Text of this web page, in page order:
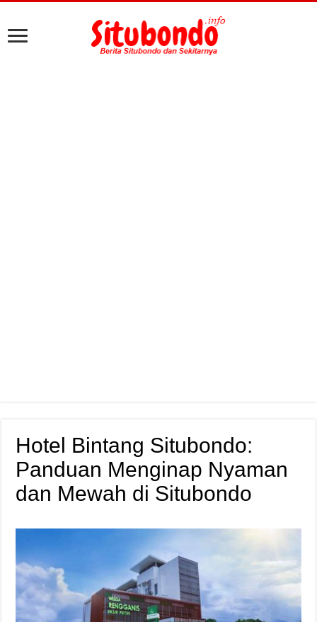
Hotel Bintang Situbondo:
Panduan Menginap Nyaman
dan Mewah di Situbondo